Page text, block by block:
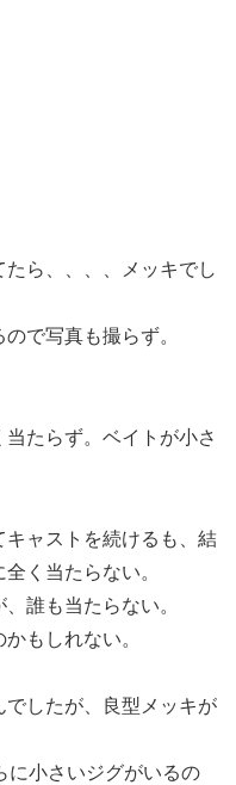
ら、、、、メッキでし
で写真も撮らず。
たらず。ベイトが小さ
キャストを続けるも、結
く当たらない。
誰も当たらない。
もしれない。
でしたが、良型メッキが
に小さいジグがいるの